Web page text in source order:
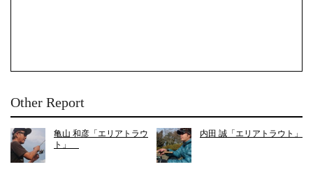
Other Report
亀山 和彦「エリアトラウ
ト」
内田 誠「エリアトラウト」